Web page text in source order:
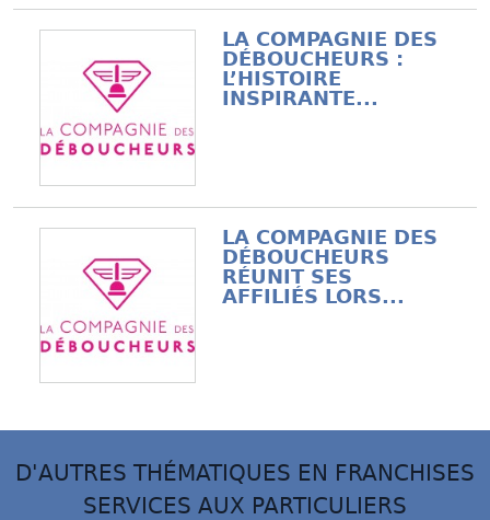
LA COMPAGNIE DES
DÉBOUCHEURS :
L’HISTOIRE
INSPIRANTE...
LA COMPAGNIE DES
DÉBOUCHEURS
RÉUNIT SES
AFFILIÉS LORS...
D'AUTRES THÉMATIQUES EN FRANCHISES
SERVICES AUX PARTICULIERS